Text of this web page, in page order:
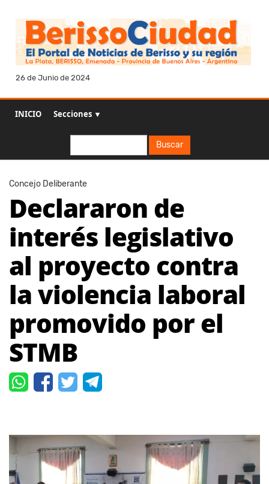
26 de Junio de 2024
INICIO Secciones ▼
Buscar
Concejo Deliberante
Declararon de
interés legislativo
al proyecto contra
la violencia laboral
promovido por el
STMB